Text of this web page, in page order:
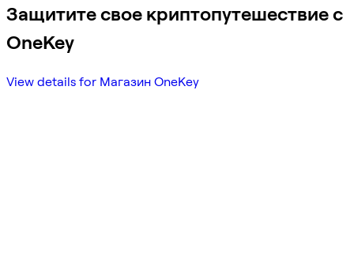
Защитите свое криптопутешествие с
OneKey
View details for Магазин OneKey